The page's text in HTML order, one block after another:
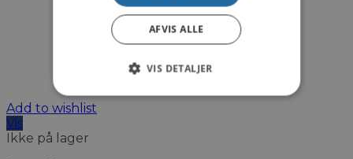
Add to wishlist
Vis
Ikke på lager
AFVIS ALLE
VIS DETALJER